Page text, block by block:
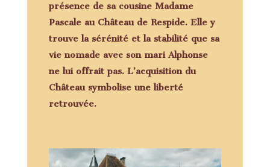
présence de sa cousine Madame
Pascale au Château de Respide. Elle y
trouve la sérénité et la stabilité que sa
vie nomade avec son mari Alphonse
ne lui offrait pas. L’acquisition du
Château symbolise une liberté
retrouvée.